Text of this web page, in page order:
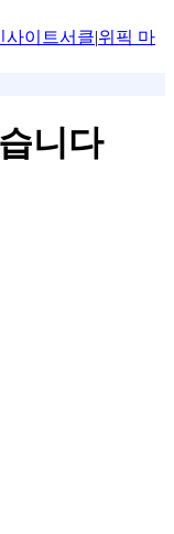
사이트서클|위픽 마
니다